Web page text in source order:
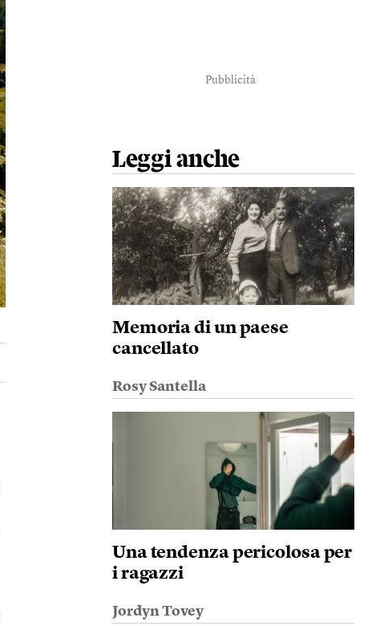
Pubblicità
Leggi anche
Memoria di un paese
cancellato
Rosy Santella
Una tendenza pericolosa per
i ragazzi
Jordyn Tovey